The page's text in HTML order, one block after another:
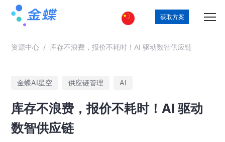
获取方案
资源中心 / 库存不浪费，报价不耗时！AI 驱动数智供应链
金蝶AI星空 供应链管理 AI
库存不浪费，报价不耗时！AI 驱动
数智供应链